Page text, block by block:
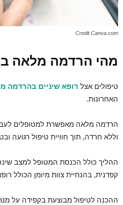
Credit Canva.com
מהי הרדמה מלאה
טיפולים אצל רופא שיניים בהרדמה
האחרונות.
הרדמה מלאה מאפשרת למטופלים
וללא חרדה, תוך חוויית טיפול רגועה
ההליך כולל הכנסת המטופל למצב
קפדנית, בהנחיית צוות מיומן הכולל
ההכנה לטיפול מבוצעת בקפידה על